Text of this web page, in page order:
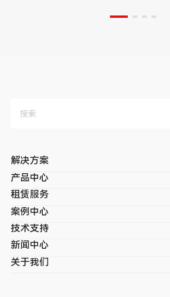
解决方案
产品中心
租赁服务
案例中心
技术支持
新闻中心
关于我们